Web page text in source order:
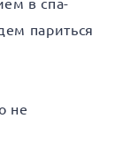
в спа-
париться
не